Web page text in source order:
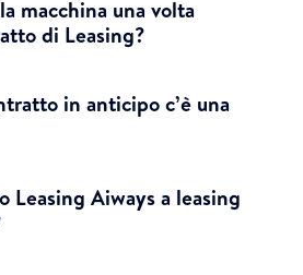
macchina una volta
di Leasing?
in anticipo c’è una
Leasing Aiways a leasing